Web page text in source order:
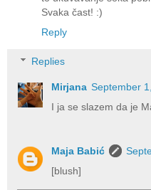
Svaka čast! :)
Reply
Replies
Mirjana September
I ja se slazem da je
Maja Babić
[blush]